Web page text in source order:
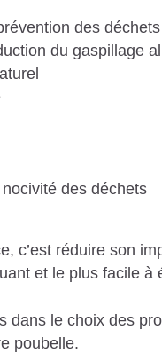
des
du gaspillage
des déchets
c’est réduire son
et le plus facile
dans le choix des
poubelle.